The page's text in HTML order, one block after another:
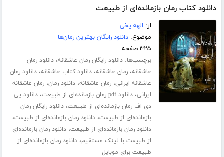
دانلود کتاب رمان بازمانده‌ای از طبیعت
از: الهه یخی
موضوع:دانلود رایگان بهترین رمان‌ها
۳۲۵ صفحه
برچسب‌ها:دانلود رایگان رمان عاشقانه،دانلود رمان
عاشقانه،رمان عاشقانه،دانلود کتاب عاشقانه،دانلود رمان
عاشقانه ایرانی،رمان عاشقانه،دانلود رمان،رمان عاشقانه
ایرانی،دانلود pdf رمان بازمانده‌ای از طبیعت ،دانلود پی
دی اف رمان بازمانده‌ای از طبیعت،دانلود رایگان رمان
بازمانده‌ای از طبیعت،دانلود رمان بازمانده‌ای از طبیعت،
دانلود رمان بازمانده‌ای از طبیعت،دانلود رمان بازمانده‌ای
از طبیعت با لینک مستقیم،دانلود رمان بازمانده‌ای از
طبیعت برای موبایل